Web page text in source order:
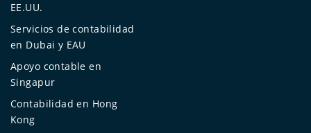
EE.UU.
Servicios de contabilidad
en Dubai y EAU
Apoyo contable en
Singapur
Contabilidad en Hong
Kong